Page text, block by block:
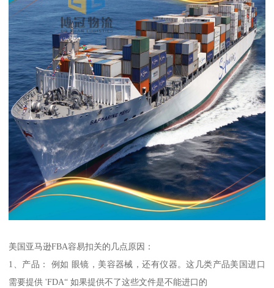
美国亚马逊FBA容易扣关的几点原因：
1、产品： 例如 眼镜，美容器械，还有仪器。这几类产品美国进口
需要提供 'FDA“ 如果提供不了这些文件是不能进口的